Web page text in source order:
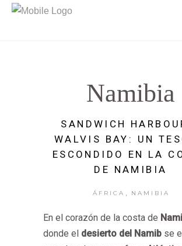
Namibia
SANDWICH
WALVIS BAY: UN
ESCONDIDO EN LA
DE NAMIBIA
ÁFRICA NAMIBIA
En el corazón de la costa de
donde el desierto del Namib se